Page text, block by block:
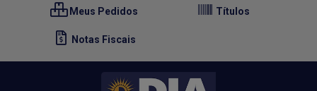
Meus Pedidos Títulos
Notas Fiscais